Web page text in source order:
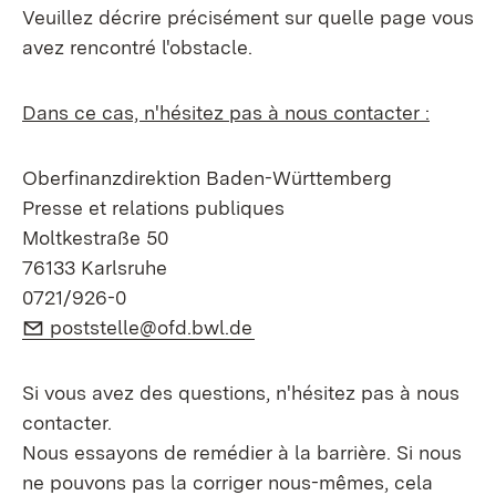
Veuillez décrire précisément sur quelle page vous
avez rencontré l'obstacle.
Dans ce cas, n'hésitez pas à nous contacter :
Oberfinanzdirektion Baden-Württemberg
Presse et relations publiques
Moltkestraße 50
76133 Karlsruhe
0721/926-0
E-Mail:
poststelle@ofd.bwl.de
Si vous avez des questions, n'hésitez pas à nous
contacter.
Nous essayons de remédier à la barrière. Si nous
ne pouvons pas la corriger nous-mêmes, cela